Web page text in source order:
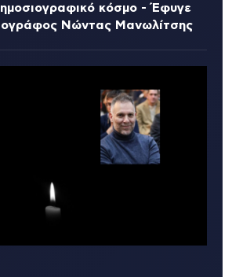
κόσμο - Έφυγε
Νώντας Μανωλίτσης